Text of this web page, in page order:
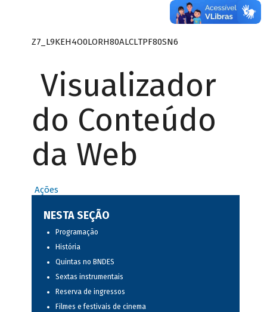
Z7_L9KEH4O0LORH80ALCLTPF80SN6
Visualizador
do Conteúdo
da Web
Ações
NESTA SEÇÃO
Programação
História
Quintas no BNDES
Sextas instrumentais
Reserva de ingressos
Filmes e festivais de cinema